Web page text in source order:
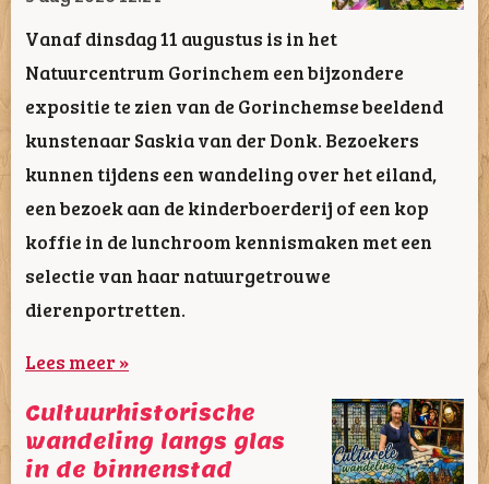
Vanaf dinsdag 11 augustus is in het
Natuurcentrum Gorinchem een bijzondere
expositie te zien van de Gorinchemse beeldend
kunstenaar Saskia van der Donk. Bezoekers
kunnen tijdens een wandeling over het eiland,
een bezoek aan de kinderboerderij of een kop
koffie in de lunchroom kennismaken met een
selectie van haar natuurgetrouwe
dierenportretten.
Lees meer »
Cultuurhistorische
wandeling langs glas
in de binnenstad